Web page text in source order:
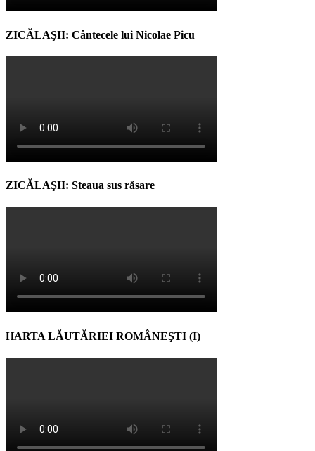
ZICĂLAŞII: Cântecele lui Nicolae Picu
ZICĂLAŞII: Steaua sus răsare
HARTA LĂUTĂRIEI ROMÂNEŞTI (I)